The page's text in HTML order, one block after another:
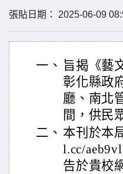
張貼日期： 2025-06-09
一、 旨揭《藝
彰化縣政
廳、南北
間，供民
二、 本刊於本
l.cc/
告於貴校